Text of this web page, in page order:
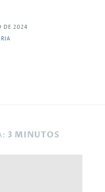
DE 2024
3 MINUTOS